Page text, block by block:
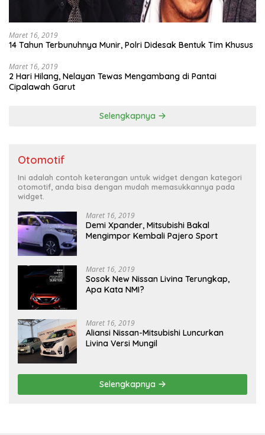
Maret 16, 2019
14 Tahun Terbunuhnya Munir, Polri Didesak Bentuk Tim Khusus
Maret 16, 2019
2 Hari Hilang, Nelayan Tewas Mengambang di Pantai
Cipalawah Garut
Selengkapnya
Otomotif
Ini adalah contoh keterangan untuk widget dengan kategori
otomotif, anda bisa dengan mudah memasukkannya pada
widget.
Maret 16, 2019
Demi Xpander, Mitsubishi Bakal
Mengimpor Kembali Pajero Sport
Maret 16, 2019
Sosok New Nissan Livina Terungkap,
Apa Kata NMI?
Maret 16, 2019
Aliansi Nissan-Mitsubishi Luncurkan
Livina Versi Mungil
Selengkapnya